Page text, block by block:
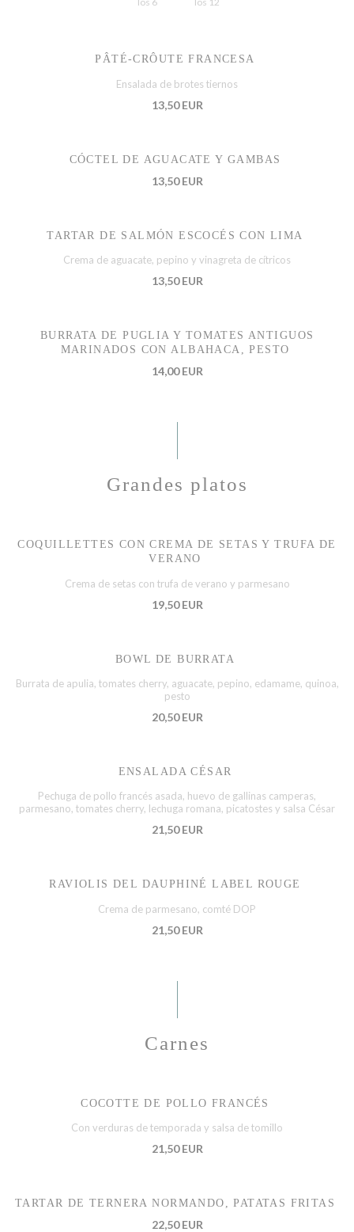
PÂTÉ-CRÔUTE FRANCESA
Ensalada de brotes tiernos
13,50 EUR
CÓCTEL DE AGUACATE Y GAMBAS
13,50 EUR
TARTAR DE SALMÓN ESCOCÉS CON LIMA
Crema de aguacate, pepino y vinagreta de cítricos
13,50 EUR
BURRATA DE PUGLIA Y TOMATES ANTIGUOS
MARINADOS CON ALBAHACA, PESTO
14,00 EUR
Grandes platos
COQUILLETTES CON CREMA DE SETAS Y TRUFA DE
VERANO
Crema de setas con trufa de verano y parmesano
19,50 EUR
BOWL DE BURRATA
Burrata de apulia, tomates cherry, aguacate, pepino, edamame, quinoa,
pesto
20,50 EUR
ENSALADA CÉSAR
Pechuga de pollo francés asada, huevo de gallinas camperas,
parmesano, tomates cherry, lechuga romana, picatostes y salsa César
21,50 EUR
RAVIOLIS DEL DAUPHINÉ LABEL ROUGE
Crema de parmesano, comté DOP
21,50 EUR
Carnes
COCOTTE DE POLLO FRANCÉS
Con verduras de temporada y salsa de tomillo
21,50 EUR
TARTAR DE TERNERA NORMANDO, PATATAS FRITAS
22,50 EUR